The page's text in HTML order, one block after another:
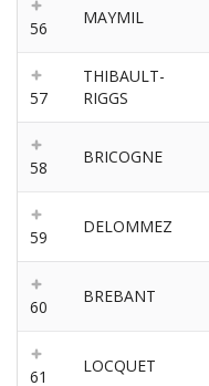
56
MAYMIL
57
THIBAULT-
RIGGS
58
BRICOGNE
59
DELOMMEZ
60
BREBANT
61
LOCQUET